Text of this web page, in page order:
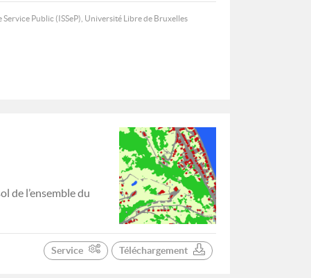
Public (ISSeP), Université Libre de Bruxelles
de l’ensemble du
Service Téléchargement